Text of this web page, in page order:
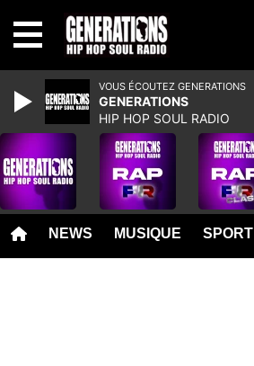
NEWS MUSIQUE SPORT
VOUS ÉCOUTEZ GENERATIONS
GENERATIONS
HIP HOP SOUL RADIO